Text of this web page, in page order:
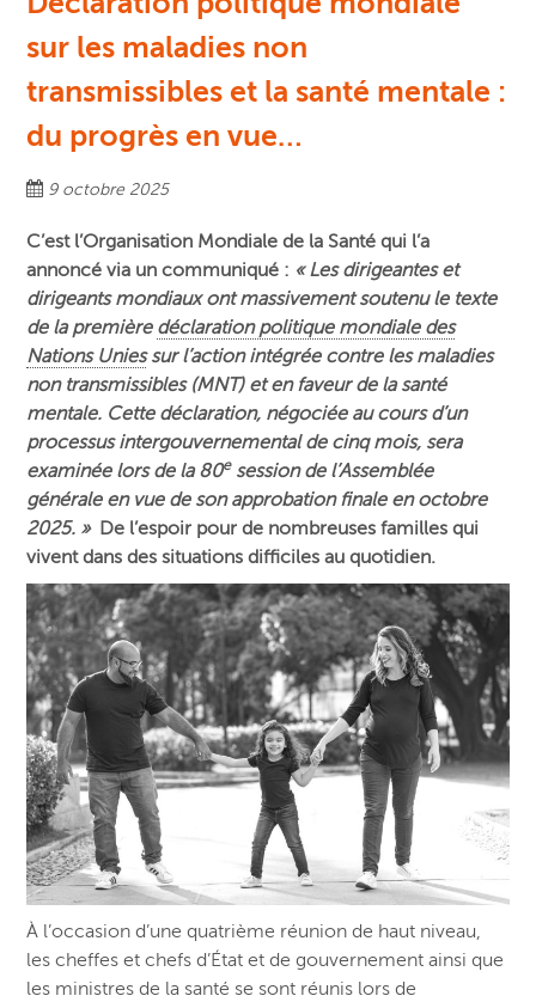
sur les maladies non
transmissibles et la santé mentale :
du progrès en vue…
9 octobre 2025
C’est l’Organisation Mondiale de la Santé qui l’a
annoncé via un communiqué : « Les dirigeantes et
dirigeants mondiaux ont massivement soutenu le texte
de la première déclaration politique mondiale des
Nations Uniessur l’action intégrée contre les maladies
non transmissibles (MNT) et en faveur de la santé
mentale. Cette déclaration, négociée au cours d’un
processus intergouvernemental de cinq mois, sera
examinée lors de la 80esession de l’Assemblée
générale en vue de son approbation finale en octobre
2025. » De l’espoir pour de nombreuses familles qui
vivent dans des situations difficiles au quotidien.
À l’occasion d’une quatrième réunion de haut niveau,
les cheffes et chefs d’État et de gouvernement ainsi que
les ministres de la santé se sont réunis lors de